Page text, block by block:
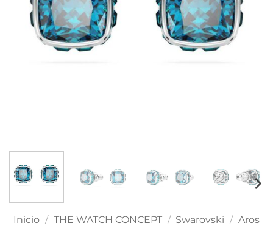
Inicio / THE WATCH CONCEPT / Swarovski / Aros